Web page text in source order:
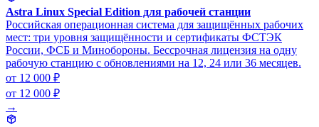
Astra Linux Special Edition для рабочей станции
Российская операционная система для защищённых рабочих
мест: три уровня защищённости и сертификаты ФСТЭК
России, ФСБ и Минобороны. Бессрочная лицензия на одну
рабочую станцию с обновлениями на 12, 24 или 36 месяцев.
от 12 000 ₽
от 12 000 ₽
→